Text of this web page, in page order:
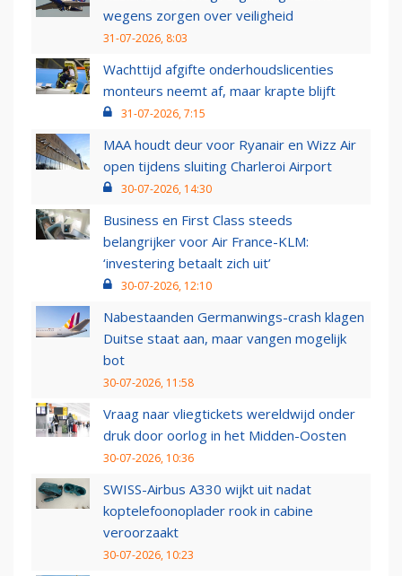
wegens zorgen over veiligheid
31-07-2026, 8:03
Wachttijd afgifte onderhoudslicenties
monteurs neemt af, maar krapte blijft
31-07-2026, 7:15
MAA houdt deur voor Ryanair en Wizz Air
open tijdens sluiting Charleroi Airport
30-07-2026, 14:30
Business en First Class steeds
belangrijker voor Air France-KLM:
‘investering betaalt zich uit’
30-07-2026, 12:10
Nabestaanden Germanwings-crash klagen
Duitse staat aan, maar vangen mogelijk
bot
30-07-2026, 11:58
Vraag naar vliegtickets wereldwijd onder
druk door oorlog in het Midden-Oosten
30-07-2026, 10:36
SWISS-Airbus A330 wijkt uit nadat
koptelefoonoplader rook in cabine
veroorzaakt
30-07-2026, 10:23